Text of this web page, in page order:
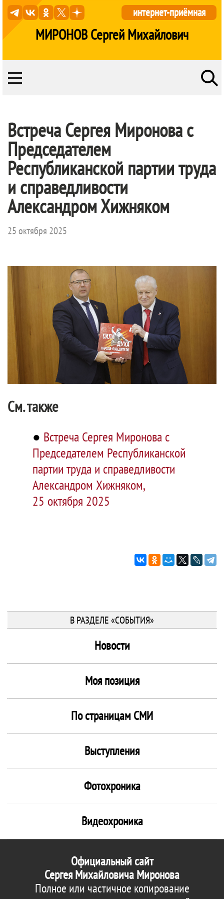
МИРОНОВ Сергей Михайлович
интернет-приёмная
Встреча Сергея Миронова с
Председателем
Республиканской партии труда
и справедливости
Александром Хижняком
25 октября 2025
См. также
● Встреча Сергея Миронова с
Председателем Республиканской
партии труда и справедливости
Александром Хижняком,
25 октября 2025
В РАЗДЕЛЕ «СОБЫТИЯ»
Новости
Моя позиция
По страницам СМИ
Выступления
Фотохроника
Видеохроника
Официальный сайт
Сергея Михайловича Миронова
Полное или частичное копирование